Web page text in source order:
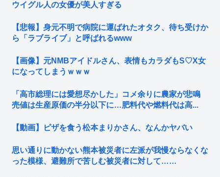
ウイグル人の女優が美人すぎる
【悲報】身元不明で病院に運ばれたオタク、待ち受けか
ら「ラブライブ」と呼ばれるwww
【画像】元NMBアイドルさん、表情もカラダもS♡X女
になってしまうｗｗｗ
「高市総理には愛想尽かした」コメ余りに農家が悲鳴
売値は生産原価の半分以下に…肥料代や燃料代は高...
【動画】ピザを食う松本まりかさん、なんかヤバい
思い通りに動かない熊本被災者に左派が我慢ならなくな
った模様、避難所で苦しむ被災者に対して……